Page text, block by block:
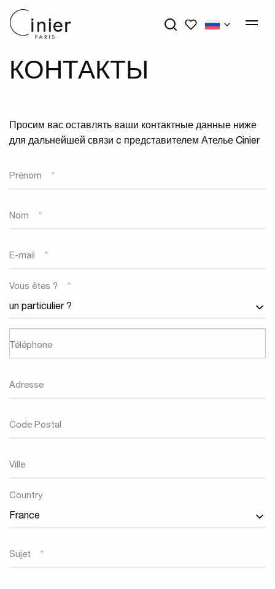
My wishlists
КОНТАКТЫ
Просим вас оставлять ваши контактные данные ниже
для дальнейшей связи c представителем Ателье Cinier
Prénom *
Nom *
E-mail *
Vous êtes ? *
Téléphone
Adresse
Code Postal
Ville
Country
Sujet *